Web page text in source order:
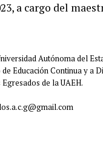
a cargo del
Autónoma del
Educación Continua y a
de la UAEH.